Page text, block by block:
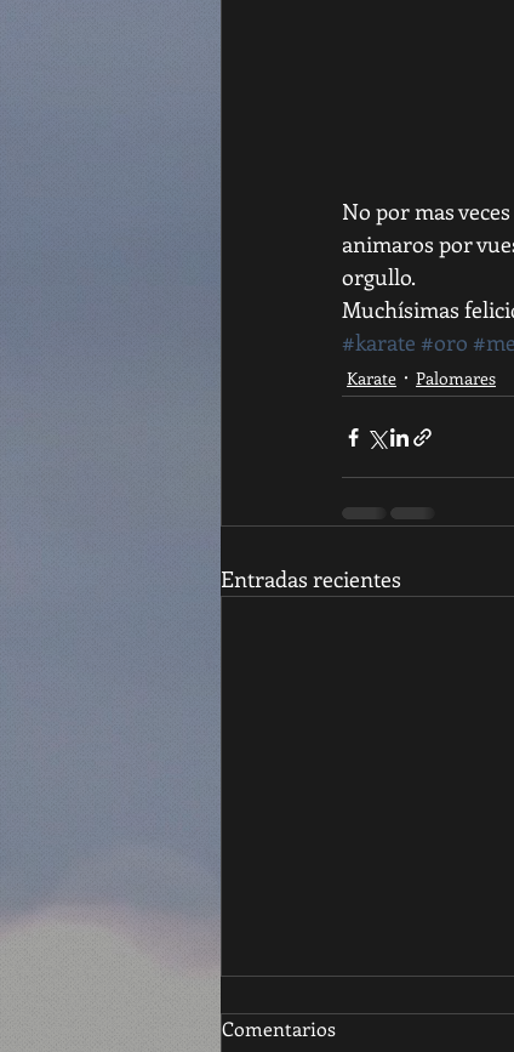
No por mas
animaros por
orgullo.
Muchísimas
#karate #oro
Karate Palomares
Entradas recientes
Comentarios